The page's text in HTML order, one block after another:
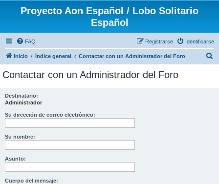
Proyecto Aon Español / Lobo Solitario
Español
FAQ Identificarse
Registrarse
Inicio Índice general Contactar con un Administrador del Foro
Contactar con un Administrador del Foro
Destinatario:
Administrador
Su dirección de correo electrónico:
Su nombre:
Asunto:
Cuerpo del mensaje: